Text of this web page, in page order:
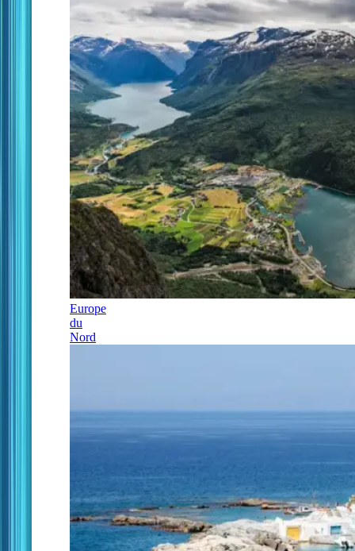
Europe
du
Nord